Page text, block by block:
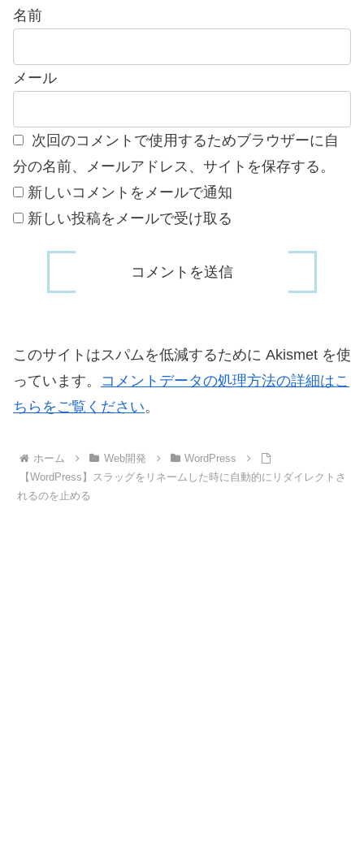
名前
メール
次回のコメントで使用するためブラウザーに自
分の名前、メールアドレス、サイトを保存する。
新しいコメントをメールで通知
新しい投稿をメールで受け取る
このサイトはスパムを低減するために Akismet を使
っています。 コメントデータの処理方法の詳細はこ
ちらをご覧ください。
ホーム Web開発
WordPress
【WordPress】スラッグをリネームした時に自動的にリダイレクトさ
れるのを止める